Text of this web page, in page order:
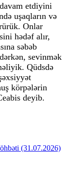
etdiyini
uşaqların və
Onlar
hədəf alır,
səbəb
sevinmək
Qüdsdə
körpələrin
deyib.
(31.07.2026)